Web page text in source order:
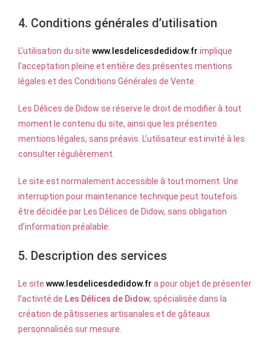
4. Conditions générales d’utilisation
L’utilisation du site www.lesdelicesdedidow.fr implique
l’acceptation pleine et entière des présentes mentions
légales et des Conditions Générales de Vente.
Les Délices de Didow se réserve le droit de modifier à tout
moment le contenu du site, ainsi que les présentes
mentions légales, sans préavis. L’utilisateur est invité à les
consulter régulièrement.
Le site est normalement accessible à tout moment. Une
interruption pour maintenance technique peut toutefois
être décidée par Les Délices de Didow, sans obligation
d’information préalable.
5. Description des services
Le site www.lesdelicesdedidow.fr a pour objet de présenter
l’activité de Les Délices de Didow, spécialisée dans la
création de pâtisseries artisanales et de gâteaux
personnalisés sur mesure.